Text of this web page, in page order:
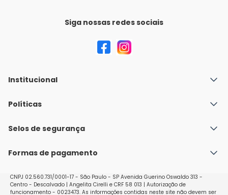
Siga nossas redes sociais
Institucional
Quem Somos
Nossas lojas
Políticas
Política de Envio
Políticas de Trocas e Devoluções
Selos de segurança
Formas de pagamento
CNPJ 02.560.731/0001-17 - São Paulo - SP Avenida Guerino Oswaldo 313 -
Centro - Descalvado | Angelita Cirelli e CRF 58 013 | Autorização de
funcionamento - 0023473. As informações contidas neste site não devem ser